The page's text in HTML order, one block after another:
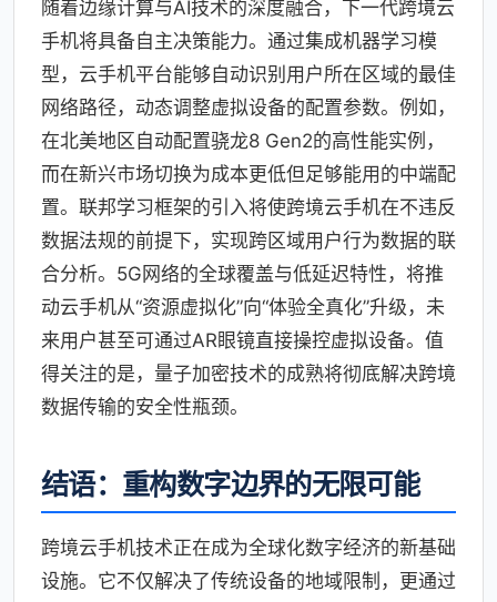
随着边缘计算与AI技术的深度融合，下一代跨境云
手机将具备自主决策能力。通过集成机器学习模
型，云手机平台能够自动识别用户所在区域的最佳
网络路径，动态调整虚拟设备的配置参数。例如，
在北美地区自动配置骁龙8 Gen2的高性能实例，
而在新兴市场切换为成本更低但足够能用的中端配
置。联邦学习框架的引入将使跨境云手机在不违反
数据法规的前提下，实现跨区域用户行为数据的联
合分析。5G网络的全球覆盖与低延迟特性，将推
动云手机从“资源虚拟化”向“体验全真化”升级，未
来用户甚至可通过AR眼镜直接操控虚拟设备。值
得关注的是，量子加密技术的成熟将彻底解决跨境
数据传输的安全性瓶颈。
结语：重构数字边界的无限可能
跨境云手机技术正在成为全球化数字经济的新基础
设施。它不仅解决了传统设备的地域限制，更通过